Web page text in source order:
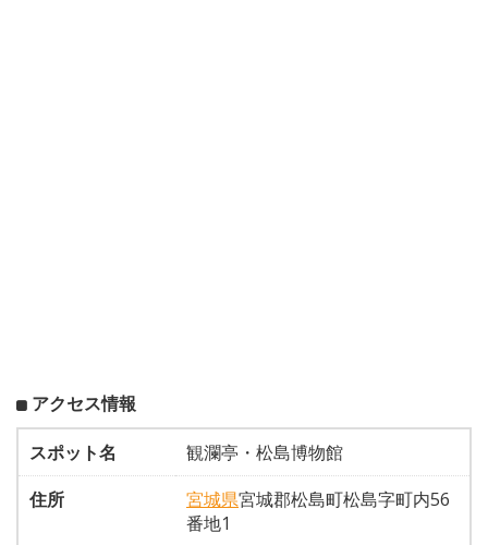
アクセス情報
スポット名
観瀾亭・松島博物館
住所
宮城県宮城郡松島町松島字町内56
番地1